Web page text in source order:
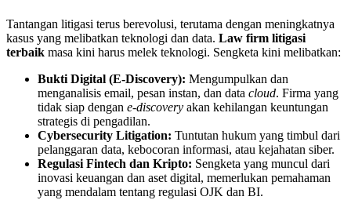
Tantangan litigasi terus berevolusi, terutama dengan meningkatnya
kasus yang melibatkan teknologi dan data. Law firm litigasi
terbaik masa kini harus melek teknologi. Sengketa kini melibatkan:
Bukti Digital (E-Discovery): Mengumpulkan dan
menganalisis email, pesan instan, dan data cloud. Firma yang
tidak siap dengan e-discovery akan kehilangan keuntungan
strategis di pengadilan.
Cybersecurity Litigation: Tuntutan hukum yang timbul dari
pelanggaran data, kebocoran informasi, atau kejahatan siber.
Regulasi Fintech dan Kripto: Sengketa yang muncul dari
inovasi keuangan dan aset digital, memerlukan pemahaman
yang mendalam tentang regulasi OJK dan BI.